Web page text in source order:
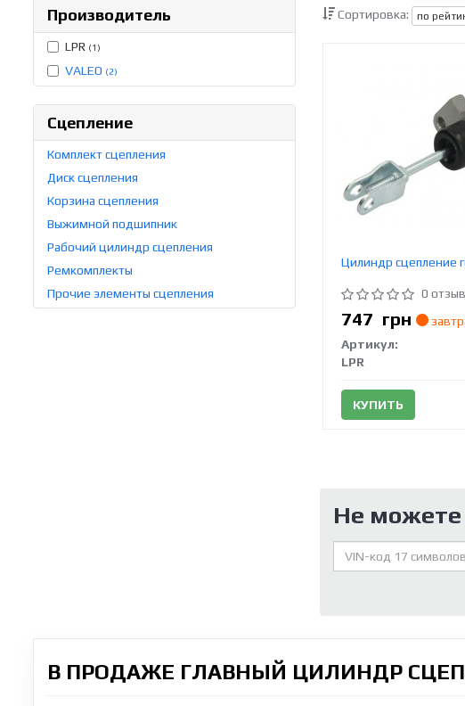
Производитель
LPR (1)
VALEO (2)
Сцепление
Комплект сцепления
Диск сцепления
Корзина сцепления
Выжимной подшипник
Рабочий цилиндр сцепления
Ремкомплекты
Прочие элементы сцепления
Сортировка: по
Цилиндр сцепление
0
747 грн
Артикул:
LPR
КУПИТЬ
Не можете
В ПРОДАЖЕ ГЛАВНЫЙ ЦИЛИНДР